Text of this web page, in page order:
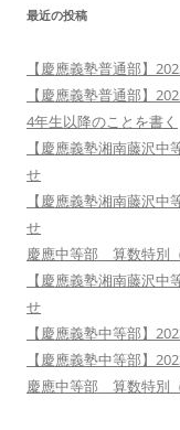
最近の投稿
【慶應義塾普通部】
【慶應義塾普通部】
4年生以降のことを書く
【慶應義塾湘南藤沢
せ
【慶應義塾湘南藤沢
せ
慶應中等部 算数特別（
【慶應義塾湘南藤沢
せ
【慶應義塾中等部】
【慶應義塾中等部】
慶應中等部 算数特別（